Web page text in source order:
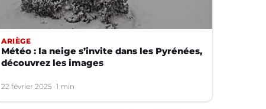
ARIÈGE
Météo : la neige s’invite dans les Pyrénées,
découvrez les images
22 février 2025 1 min